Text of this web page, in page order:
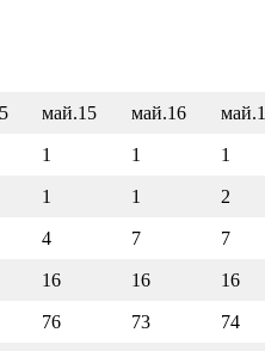
май.15 май.16
1 1 1
1 1 2
4 7 7
16 16 16
76 73 74